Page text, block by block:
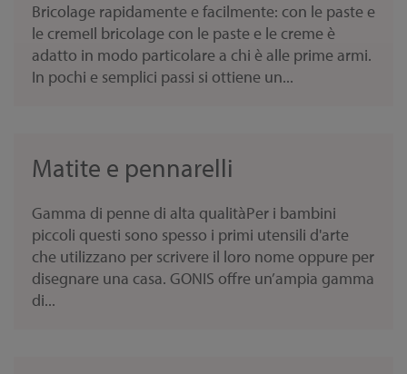
Bricolage rapidamente e facilmente: con le paste e
le cremeIl bricolage con le paste e le creme è
adatto in modo particolare a chi è alle prime armi.
In pochi e semplici passi si ottiene un...
Matite e pennarelli
Gamma di penne di alta qualitàPer i bambini
piccoli questi sono spesso i primi utensili d'arte
che utilizzano per scrivere il loro nome oppure per
disegnare una casa. GONIS offre un’ampia gamma
di...